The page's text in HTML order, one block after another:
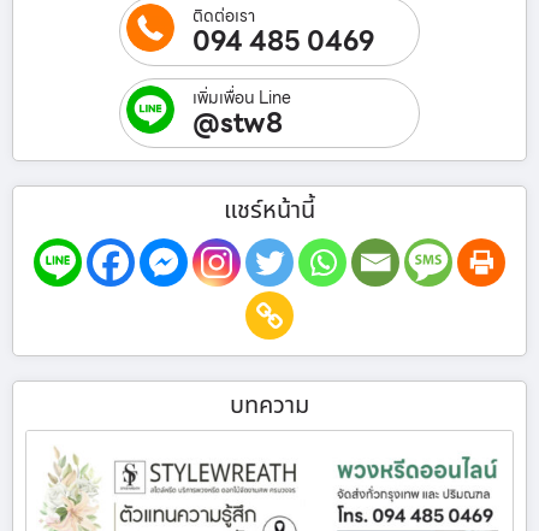
ติดต่อเรา
094 485 0469
เพิ่มเพื่อน Line
@stw8
แชร์หน้านี้
บทความ